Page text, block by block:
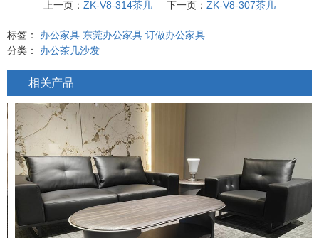
上一页： ZK-V8-314茶几 下一页： ZK-V8-307茶几
标签： 办公家具 东莞办公家具 订做办公家具
分类： 办公茶几沙发
相关产品